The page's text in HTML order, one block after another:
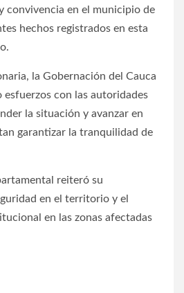
convivencia en el municipio de
hechos registrados en esta
la Gobernación del Cauca
con las autoridades
la situación y avanzar en
garantizar la tranquilidad de
reiteró su
en el territorio y el
en las zonas afectadas